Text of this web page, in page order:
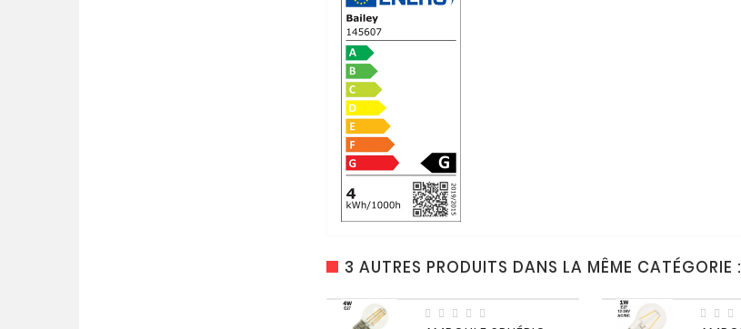
3 AUTRES PRODUITS DANS LA MÊME CATÉGORIE :